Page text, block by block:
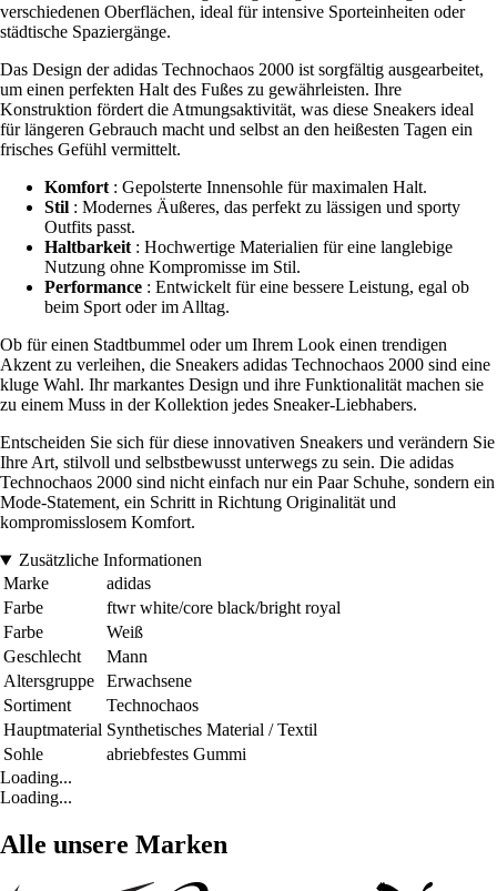
verschiedenen Oberflächen, ideal für intensive Sporteinheiten oder
städtische Spaziergänge.
Das Design der adidas Technochaos 2000 ist sorgfältig ausgearbeitet,
um einen perfekten Halt des Fußes zu gewährleisten. Ihre
Konstruktion fördert die Atmungsaktivität, was diese Sneakers ideal
für längeren Gebrauch macht und selbst an den heißesten Tagen ein
frisches Gefühl vermittelt.
Komfort : Gepolsterte Innensohle für maximalen Halt.
Stil : Modernes Äußeres, das perfekt zu lässigen und sporty
Outfits passt.
Haltbarkeit : Hochwertige Materialien für eine langlebige
Nutzung ohne Kompromisse im Stil.
Performance : Entwickelt für eine bessere Leistung, egal ob
beim Sport oder im Alltag.
Ob für einen Stadtbummel oder um Ihrem Look einen trendigen
Akzent zu verleihen, die Sneakers adidas Technochaos 2000 sind eine
kluge Wahl. Ihr markantes Design und ihre Funktionalität machen sie
zu einem Muss in der Kollektion jedes Sneaker-Liebhabers.
Entscheiden Sie sich für diese innovativen Sneakers und verändern Sie
Ihre Art, stilvoll und selbstbewusst unterwegs zu sein. Die adidas
Technochaos 2000 sind nicht einfach nur ein Paar Schuhe, sondern ein
Mode-Statement, ein Schritt in Richtung Originalität und
kompromisslosem Komfort.
Zusätzliche Informationen
Marke
adidas
Farbe
ftwr white/core black/bright royal
Farbe
Weiß
Geschlecht
Mann
Altersgruppe
Erwachsene
Sortiment
Technochaos
Hauptmaterial Synthetisches Material / Textil
Sohle
abriebfestes Gummi
Loading...
Loading...
Alle unsere Marken